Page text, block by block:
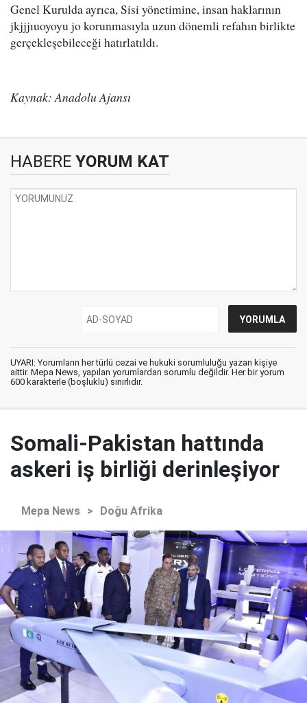
Genel Kurulda ayrıca, Sisi yönetimine, insan haklarının
jkjjjıuoyoyu jo korunmasıyla uzun dönemli refahın birlikte
gerçekleşebileceği hatırlatıldı.
Kaynak: Anadolu Ajansı
HABERE YORUM KAT
UYARI: Yorumların her türlü cezai ve hukuki sorumluluğu yazan kişiye
aittir. Mepa News, yapılan yorumlardan sorumlu değildir. Her bir yorum
600 karakterle (boşluklu) sınırlıdır.
Somali-Pakistan hattında
askeri iş birliği derinleşiyor
Mepa News > Doğu Afrika